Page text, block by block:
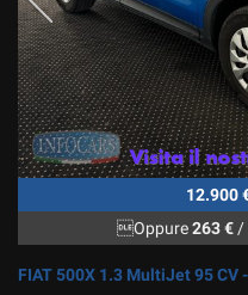
12.900
Oppure263 €/
FIAT 500X 1.3 MultiJet 95 CV